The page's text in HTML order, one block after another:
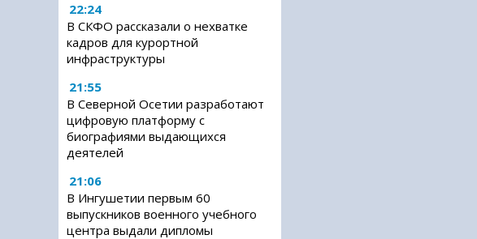
22:24
В СКФО рассказали о нехватке
кадров для курортной
инфраструктуры
21:55
В Северной Осетии разработают
цифровую платформу с
биографиями выдающихся
деятелей
21:06
В Ингушетии первым 60
выпускников военного учебного
центра выдали дипломы